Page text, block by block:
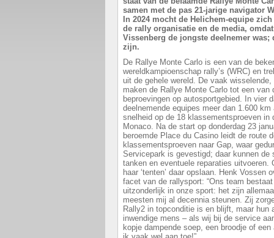
samen met de pas 21-jarige navigator
In 2024 mocht de Helichem-equipe
de rally organisatie en de media,
Vissenberg de jongste deelnemer
zijn.
De Rallye Monte Carlo is een van de
wereldkampioenschap rally’s (WRC) en
uit de gehele wereld. De vaak
maken de Rallye Monte Carlo tot een van
beproevingen op autosportgebied. In vier
deelnemende equipes meer dan 1.600
snelheid op de 18 klassementsproeven in
Monaco. Na de start op donderdag 23
beroemde Place du Casino leidt de route
klassementsproeven naar Gap, waar
Servicepark is gevestigd; daar kunnen de
tanken en eventuele reparaties uitvoeren.
haar ‘tenten’ daar opslaan. Henk Vossen
facet van de rallysport: “Ons team
uitzonderlijk in onze sport: het zijn
meesten mij al decennia steunen. Zij
Rally2 in topconditie is en blijft, maar hun
inwendige mens – als wij bij de service
kopje dampende soep, een broodje of